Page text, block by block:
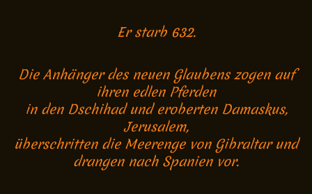
Er starb 632.
Die Anhänger des neuen Glaubens zogen auf
ihren edlen Pferden
in den Dschihad und eroberten Damaskus,
Jerusalem,
überschritten die Meerenge von Gibraltar und
drangen nach Spanien vor.